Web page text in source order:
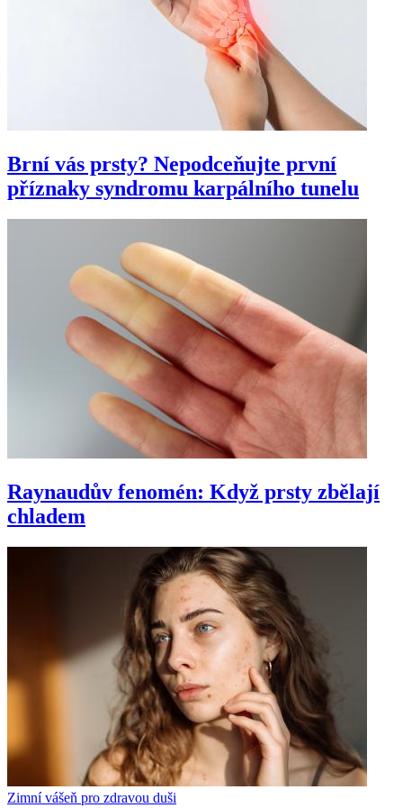
Brní vás prsty? Nepodceňujte první
příznaky syndromu karpálního tunelu
Raynaudův fenomén: Když prsty zbělají
chladem
Zimní vášeň pro zdravou duši